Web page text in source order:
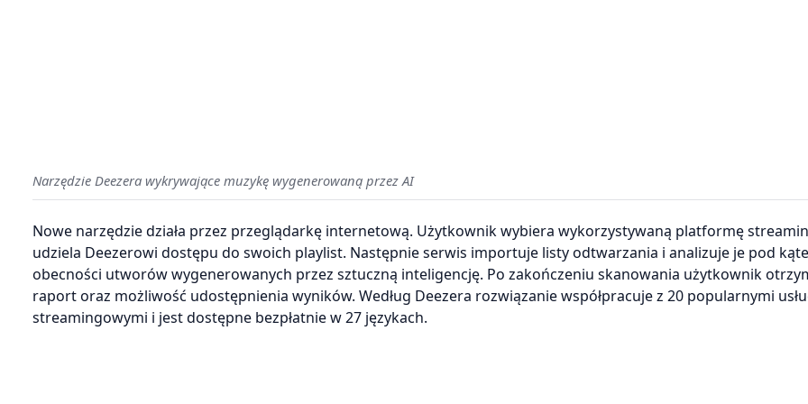
Narzędzie Deezera wykrywające muzykę wygenerowaną przez AI
Nowe narzędzie działa przez przeglądarkę internetową. Użytkownik wybiera wykorzystywaną platformę
udziela Deezerowi dostępu do swoich playlist. Następnie serwis importuje listy odtwarzania i analizuje je pod
obecności utworów wygenerowanych przez sztuczną inteligencję. Po zakończeniu skanowania użytkownik
raport oraz możliwość udostępnienia wyników. Według Deezera rozwiązanie współpracuje z 20 popularnymi
streamingowymi i jest dostępne bezpłatnie w 27 językach.